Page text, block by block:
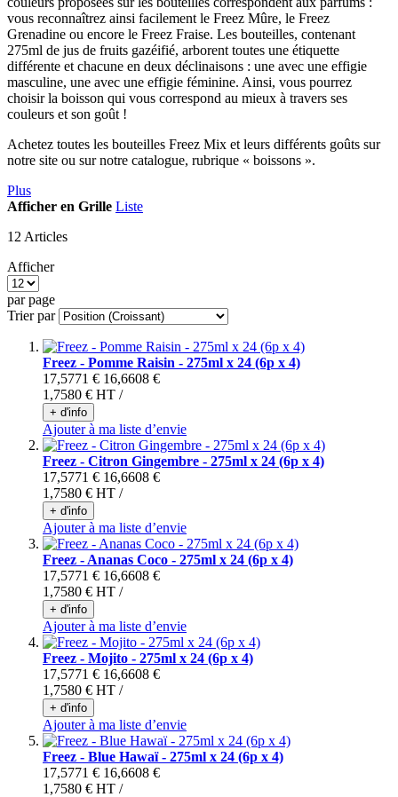
vous reconnaîtrez ainsi facilement le Freez Mûre, le Freez
Grenadine ou encore le Freez Fraise. Les bouteilles, contenant
275ml de jus de fruits gazéifié, arborent toutes une étiquette
différente et chacune en deux déclinaisons : une avec une effigie
masculine, une avec une effigie féminine. Ainsi, vous pourrez
choisir la boisson qui vous correspond au mieux à travers ses
couleurs et son goût !
Achetez toutes les bouteilles Freez Mix et leurs différents goûts sur
notre site ou sur notre catalogue, rubrique « boissons ».
Plus
Afficher en Grille Liste
12 Articles
Afficher
par page
Trier par
Freez - Pomme Raisin - 275ml x 24 (6p x 4)
17,5771 € 16,6608 €
1,7580 € HT /
+ d'info
Ajouter à ma liste d’envie
Freez - Citron Gingembre - 275ml x 24 (6p x 4)
17,5771 € 16,6608 €
1,7580 € HT /
+ d'info
Ajouter à ma liste d’envie
Freez - Ananas Coco - 275ml x 24 (6p x 4)
17,5771 € 16,6608 €
1,7580 € HT /
+ d'info
Ajouter à ma liste d’envie
Freez - Mojito - 275ml x 24 (6p x 4)
17,5771 € 16,6608 €
1,7580 € HT /
+ d'info
Ajouter à ma liste d’envie
Freez - Blue Hawaï - 275ml x 24 (6p x 4)
17,5771 € 16,6608 €
1,7580 € HT /